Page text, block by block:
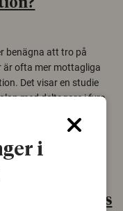
benägna att tro på
är ofta mer mottagliga
Det visar en studie
med deltagare i fyra
var Sveriges
i